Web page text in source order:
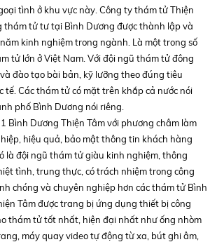
tình ở khu vực này. Công ty thám tử Thiện
thám tử tư tại Bình Dương được thành lập và
kinh nghiệm trong ngành. Là một trong số
tử lớn ở Việt Nam. Với đội ngũ thám tử đông
đào tạo bài bản, kỹ lưỡng theo đúng tiêu
tế. Các thám tử có mặt trên khắp cả nước nói
phố Bình Dương nói riêng.
Bình Dương Thiện Tâm với phương châm làm
hiệu quả, bảo mật thông tin khách hàng
là đội ngũ thám tử giàu kinh nghiệm, thông
tình, trung thực, có trách nhiệm trong công
chóng và chuyên nghiệp hơn các thám tử Bình
Tâm được trang bị ứng dụng thiết bị công
thám tử tốt nhất, hiện đại nhất như ống nhòm
máy quay video tự động từ xa, bút ghi âm,